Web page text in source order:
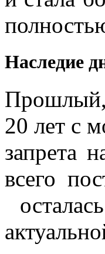
Наследие
Прошлый,
20 лет с
запрета
всего